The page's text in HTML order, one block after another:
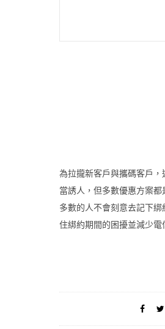
為拉攏新客戶與攜碼客戶
當誘人，但多數優惠方案
多數的人不會刻意去記下
住綁約期間的困擾並減少